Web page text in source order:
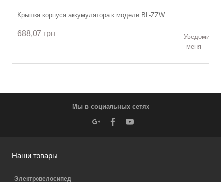
Крышка корпуса аккумулятора к модели BL-ZZW
688,07 грн
Уведомить
меня
Мы в социальных сетях
Наши товары
Электровелосипед